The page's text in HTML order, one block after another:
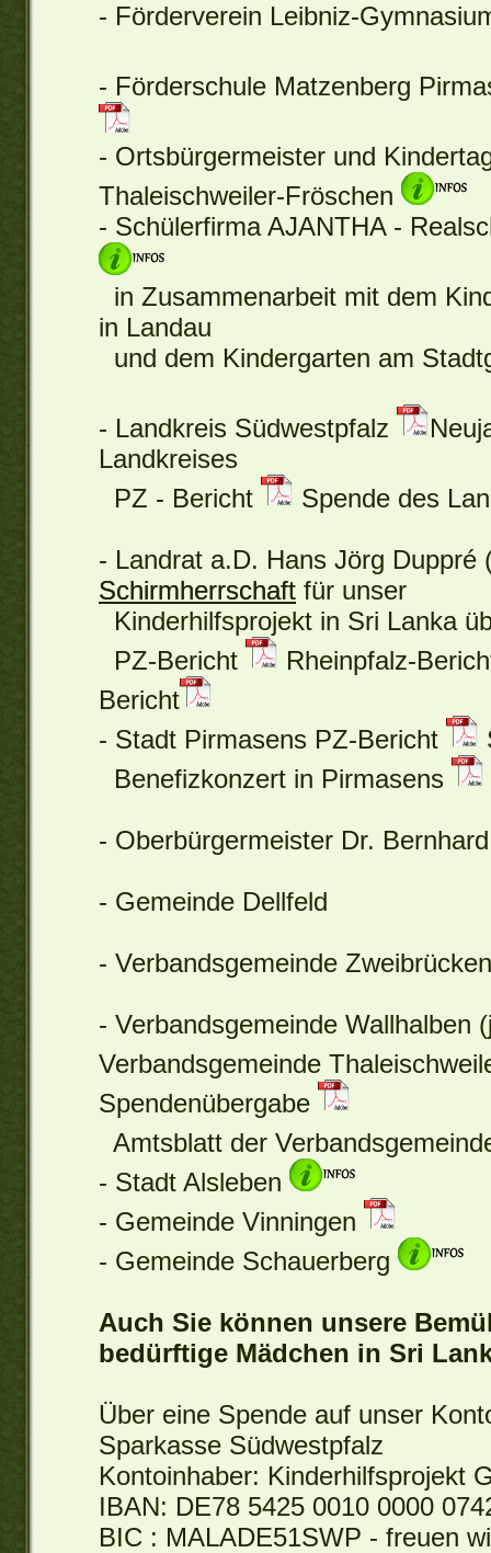
- Förderverein Leibniz-
- Förderschule Matzenberg
- Ortsbürgermeister und
Thaleischweiler-Fröschen
- Schülerfirma AJANTHA -
in Zusammenarbeit mit dem
in Landau
und dem Kindergarten am
- Landkreis Südwestpfalz
Landkreises
PZ - Bericht
Spende des
- Landrat a.D. Hans Jörg Duppré
Schirmherrschaft für unser
Kinderhilfsprojekt in Sri Lanka
PZ-Bericht
Rheinpfalz-
Bericht
- Stadt Pirmasens PZ-Bericht
Benefizkonzert in Pirmasens
- Oberbürgermeister Dr.
- Gemeinde Dellfeld
- Verbandsgemeinde
- Verbandsgemeinde Wallhalben
Verbandsgemeinde
Spendenübergabe
Amtsblatt der
- Stadt Alsleben
- Gemeinde Vinningen
- Gemeinde Schauerberg
Auch Sie können unsere
bedürftige Mädchen in Sri
Über eine Spende auf unser
Sparkasse Südwestpfalz
Kontoinhaber: Kinderhilfsprojekt
IBAN: DE78 5425 0010 0000
BIC : MALADE51SWP - freuen